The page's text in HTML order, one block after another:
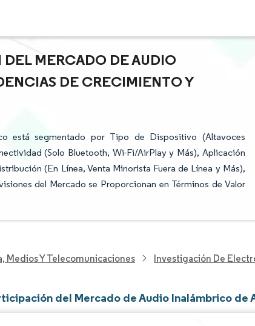
MERCADO DE AUDIO
DE CRECIMIENTO Y
está segmentado por Tipo de Dispositivo (Altavoces
(Solo Bluetooth, Wi-Fi/AirPlay y Más), Aplicación
(En Línea, Venta Minorista Fuera de Línea y Más),
del Mercado se Proporcionan en Términos de Valor
Medios Y Telecomunicaciones Investigación De
del Mercado de Audio Inalámbrico de